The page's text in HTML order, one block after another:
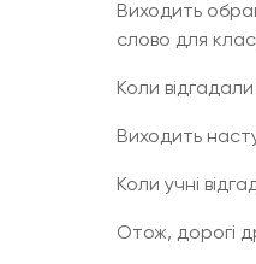
Виходить
слово для
Коли
Виходить
Коли учні
Отож, дорогі